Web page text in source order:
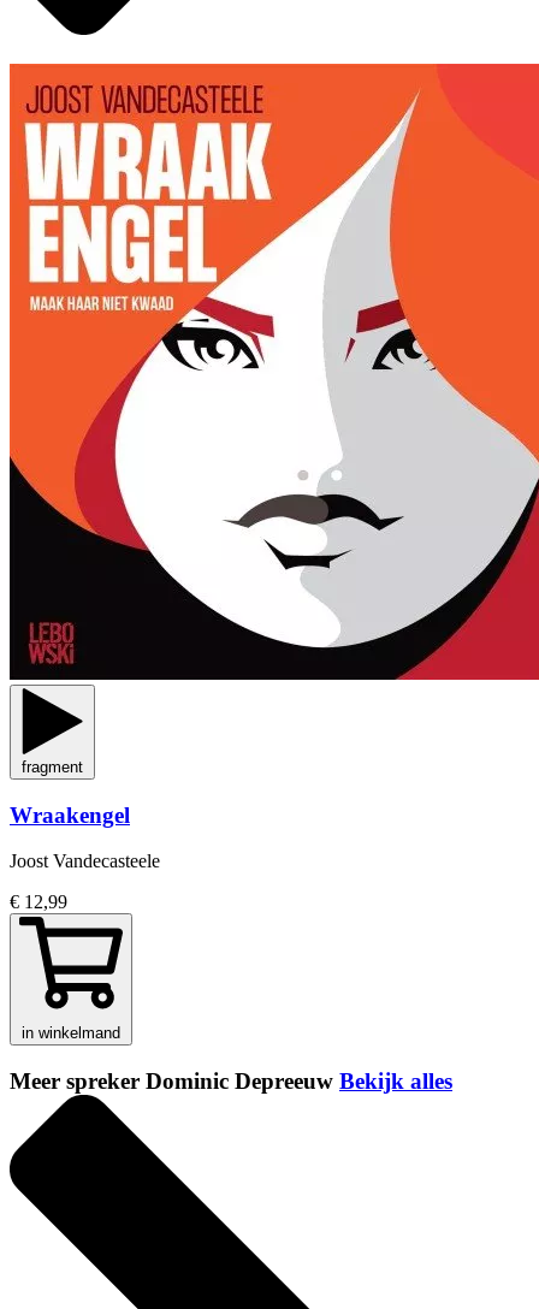
fragment
Wraakengel
Joost Vandecasteele
€ 12,99
in winkelmand
Meer spreker Dominic Depreeuw Bekijk alles